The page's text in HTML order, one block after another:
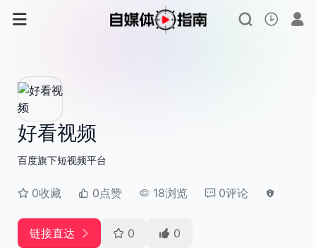
好看视频
百度旗下短视频平台
0收藏 0点赞 18浏览 0评论
链接直达 0 0